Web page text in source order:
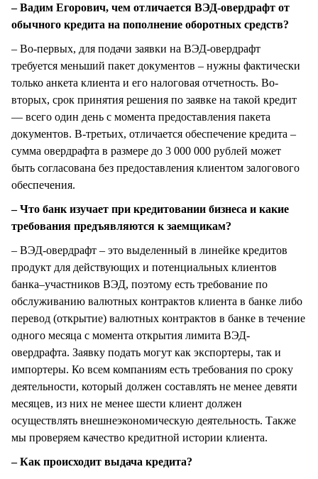
– Вадим Егорович, чем отличается ВЭД-овердрафт от
обычного кредита на пополнение оборотных средств?
– Во-первых, для подачи заявки на ВЭД-овердрафт
требуется меньший пакет документов – нужны фактически
только анкета клиента и его налоговая отчетность. Во-
вторых, срок принятия решения по заявке на такой кредит
— всего один день с момента предоставления пакета
документов. В-третьих, отличается обеспечение кредита –
сумма овердрафта в размере до 3 000 000 рублей может
быть согласована без предоставления клиентом залогового
обеспечения.
– Что банк изучает при кредитовании бизнеса и какие
требования предъявляются к заемщикам?
– ВЭД-овердрафт – это выделенный в линейке кредитов
продукт для действующих и потенциальных клиентов
банка–участников ВЭД, поэтому есть требование по
обслуживанию валютных контрактов клиента в банке либо
перевод (открытие) валютных контрактов в банке в течение
одного месяца с момента открытия лимита ВЭД-
овердрафта. Заявку подать могут как экспортеры, так и
импортеры. Ко всем компаниям есть требования по сроку
деятельности, который должен составлять не менее девяти
месяцев, из них не менее шести клиент должен
осуществлять внешнеэкономическую деятельность. Также
мы проверяем качество кредитной истории клиента.
– Как происходит выдача кредита?